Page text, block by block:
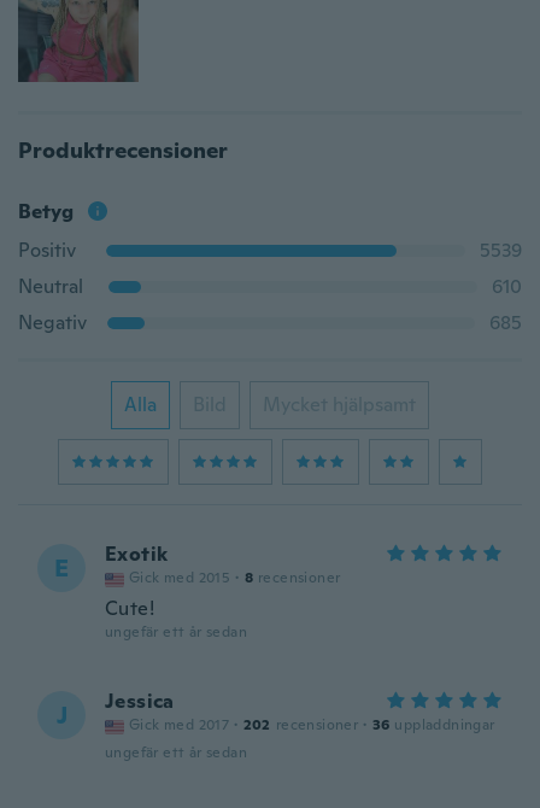
Produktrecensioner
Betyg
Positiv
5539
Neutral
610
Negativ
685
Alla Bild Mycket hjälpsamt
E Exotik
Gick med 2015 · 8 recensioner
Cute!
ungefär ett år sedan
J Jessica
Gick med 2017 · 202 recensioner · 36 uppladdningar
ungefär ett år sedan